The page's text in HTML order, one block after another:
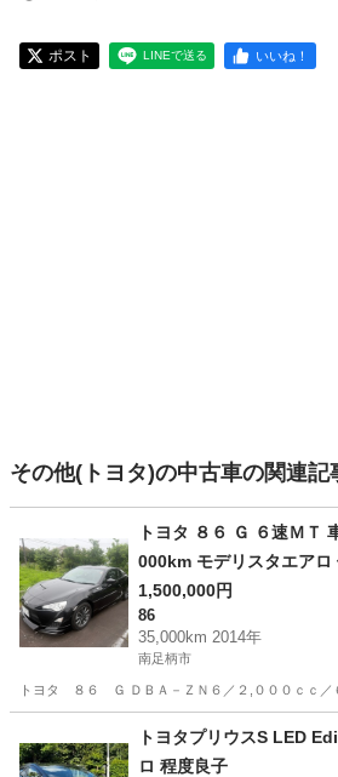
ポスト LINEで送る いいね！
その他(トヨタ)の中古車の関連記
トヨタ ８６ Ｇ ６速ＭＴ
000km モデリスタエア
6
1,500,000円
86
35,000km 2014年
南足柄市
トヨタ ８６ Ｇ ＤＢＡ－ＺＮ６／２,０００ｃｃ／
南足柄市 86
トヨタプリウスS LED
ロ 程度良子